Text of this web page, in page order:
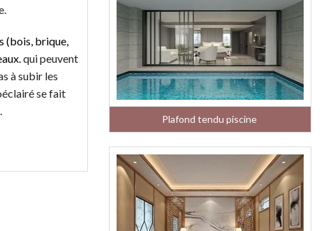
(bois, brique,
qui peuvent
à subir les
se fait
Plafond tendu piscine